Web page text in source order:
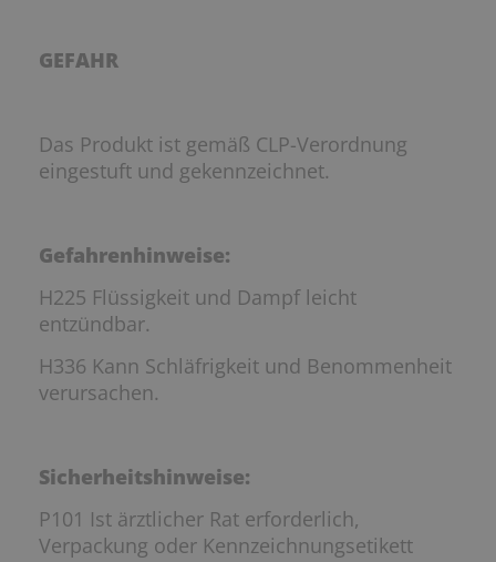
GEFAHR
Das Produkt ist gemäß CLP-Verordnung
eingestuft und gekennzeichnet.
Gefahrenhinweise:
H225 Flüssigkeit und Dampf leicht
entzündbar.
H336 Kann Schläfrigkeit und Benommenheit
verursachen.
Sicherheitshinweise:
P101 Ist ärztlicher Rat erforderlich,
Verpackung oder Kennzeichnungsetikett